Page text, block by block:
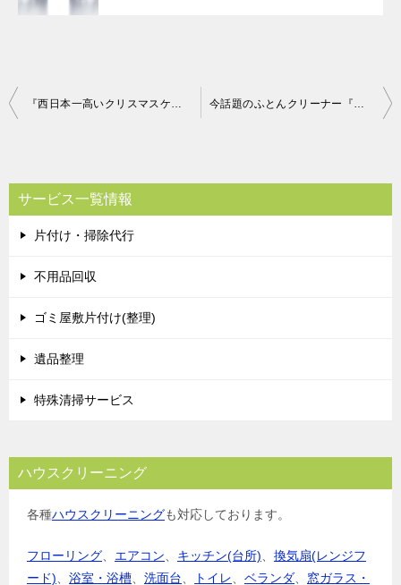
投
ビ
ゲ
ー
シ
サービス一覧情報
片付け・掃除代行
不用品回収
ゴミ屋敷片付け(整理)
遺品整理
特殊清掃サービス
ハウスクリーニング
各種ハウスクリーニングも対応しております。
フローリング エアコン キッチン(台所)
換気扇(レンジフ
ード)
浴室・浴槽 洗面台 トイレ ベランダ 窓ガラス・